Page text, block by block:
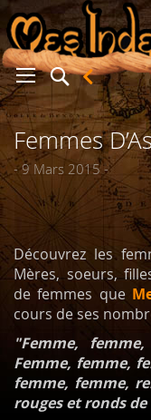
Femmes
- 9 Mars 2015 -
Découvrez les
Mères, soeurs,
de femmes que
cours de ses
"Femme,
Femme, femme,
femme, femme,
rouges et ronds